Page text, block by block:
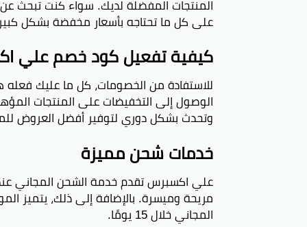
متى
من
في
المنتجات المفضلة لديك. سواء كنت تبحث عن
على كل ما تحتاجه بأسعار مخفضة بشكل
كيفية تفعيل كود خصم علي
للاستفادة من الخصومات، كل ما عليك
الوصول إلى التخفيضات على المنتجات
وتحدث بشكل دوري لتوفير أفضل العروض
خدمات شحن مميزة
المجاني خلال 15 يومًا.